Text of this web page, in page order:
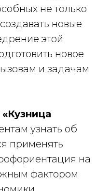
не только
новые
этой
новое
и задачам
«Кузница
узнать об
применять
на
фактором